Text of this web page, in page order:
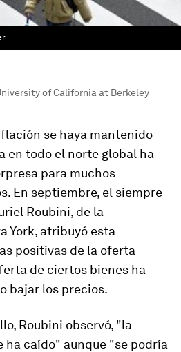
of California at Berkeley
se haya mantenido
en todo el norte global ha
para muchos
En septiembre, el siempre
Roubini, de la
York, atribuyó esta
positivas de la oferta
de ciertos bienes ha
bajar los precios.
Roubini observó, "la
caído" aunque "se podría